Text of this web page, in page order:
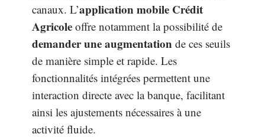
canaux. L’application mobile Crédit
Agricole offre notamment la possibilité de
demander une augmentation de ces seuils
de manière simple et rapide. Les
fonctionnalités intégrées permettent une
interaction directe avec la banque, facilitant
ainsi les ajustements nécessaires à une
activité fluide.